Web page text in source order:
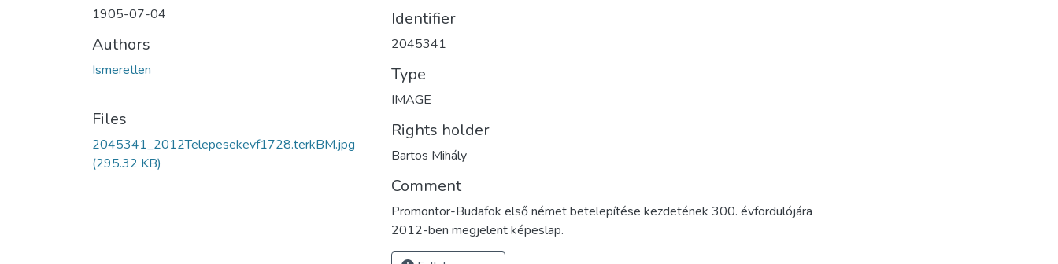
1905-07-04
Authors
Ismeretlen
Files
2045341_2012Telepesekevf1728.terkBM.jpg
(295.32 KB)
Identifier
2045341
Type
IMAGE
Rights holder
Bartos Mihály
Comment
Promontor-Budafok első német betelepítése kezdetének 300. évfordulójára
2012-ben megjelent képeslap.